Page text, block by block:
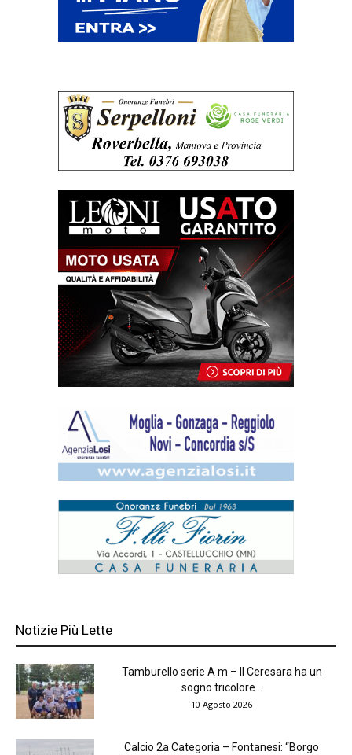
Notizie Più Lette
Tamburello serie A m – Il Ceresara ha un
sogno tricolore...
10 Agosto 2026
Calcio 2a Categoria – Fontanesi: “Borgo